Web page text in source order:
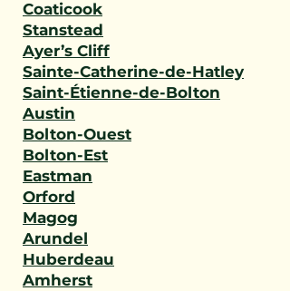
Coaticook
Stanstead
Ayer’s Cliff
Sainte-Catherine-de-Hatley
Saint-Étienne-de-Bolton
Austin
Bolton-Ouest
Bolton-Est
Eastman
Orford
Magog
Arundel
Huberdeau
Amherst